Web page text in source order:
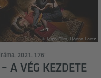
© Lupa-Film, Hanno Lentz
2021, 176’
A VÉG KEZDETE